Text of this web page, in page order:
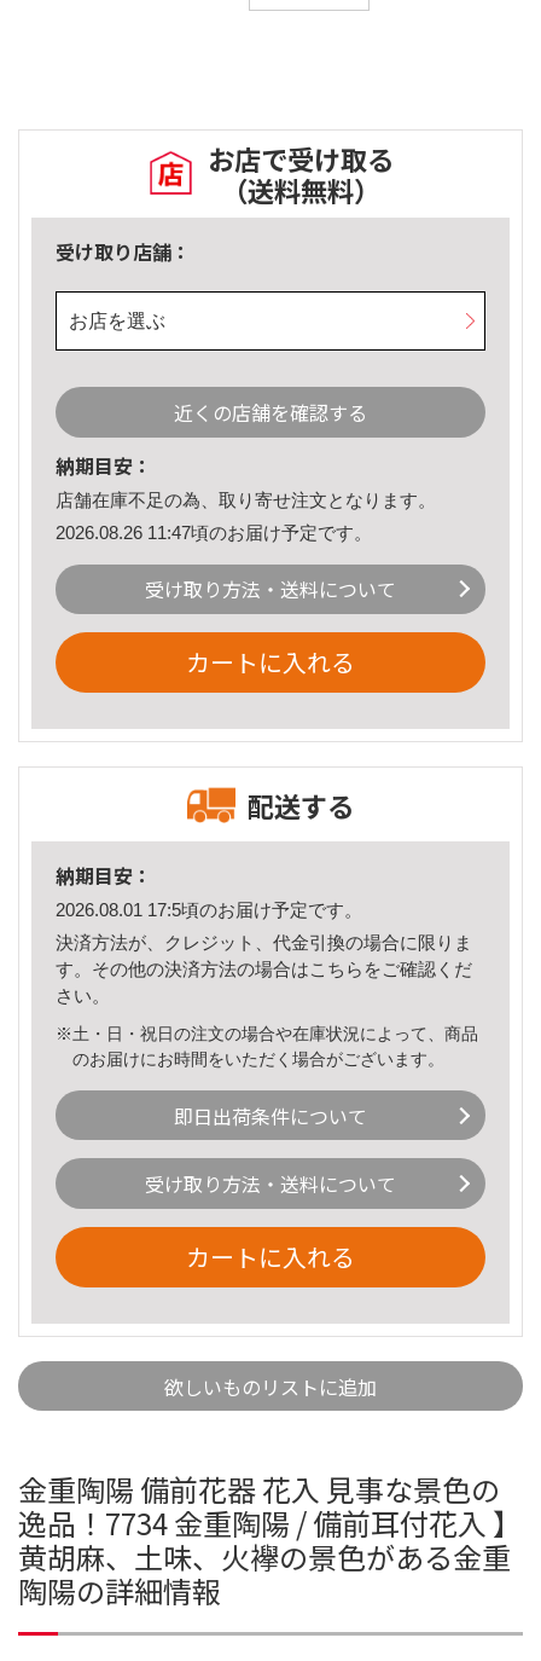
お店で受け取る
（送料無料）
受け取り店舗：
お店を選ぶ
近くの店舗を確認する
納期目安：
店舗在庫不足の為、取り寄せ注文となります。
2026.08.26 11:47頃のお届け予定です。
受け取り方法・送料について
カートに入れる
配送する
納期目安：
2026.08.01 17:5頃のお届け予定です。
決済方法が、クレジット、代金引換の場合に限りま
す。その他の決済方法の場合はこちら をご確認くだ
さい。
※土・日・祝日の注文の場合や在庫状況によって、商品
のお届けにお時間をいただく場合がございます。
即日出荷条件について
受け取り方法・送料について
カートに入れる
欲しいものリストに追加
金重陶陽 備前花器 花入 見事な景色の
逸品！7734 金重陶陽 / 備前耳付花入 】
黄胡麻、土味、火襷の景色がある金重
陶陽の詳細情報